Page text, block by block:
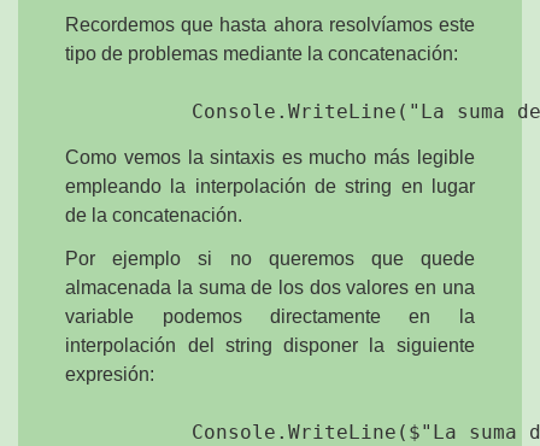
Recordemos que hasta ahora resolvíamos este
tipo de problemas mediante la concatenación:
Como vemos la sintaxis es mucho más legible
empleando la interpolación de string en lugar
de la concatenación.
Por ejemplo si no queremos que quede
almacenada la suma de los dos valores en una
variable podemos directamente en la
interpolación del string disponer la siguiente
expresión: